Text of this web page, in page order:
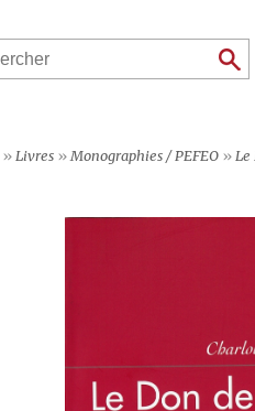
» Livres » Monographies / PEFEO » Le